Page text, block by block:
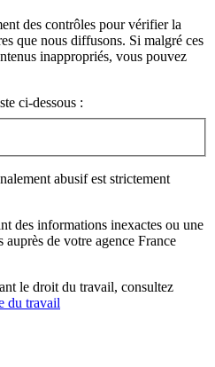
des contrôles pour vérifier la
que nous diffusons. Si malgré ces
inappropriés, vous pouvez
ci-dessous :
abusif est strictement
des informations inexactes ou une
auprès de votre agence France
le droit du travail, consultez
du travail